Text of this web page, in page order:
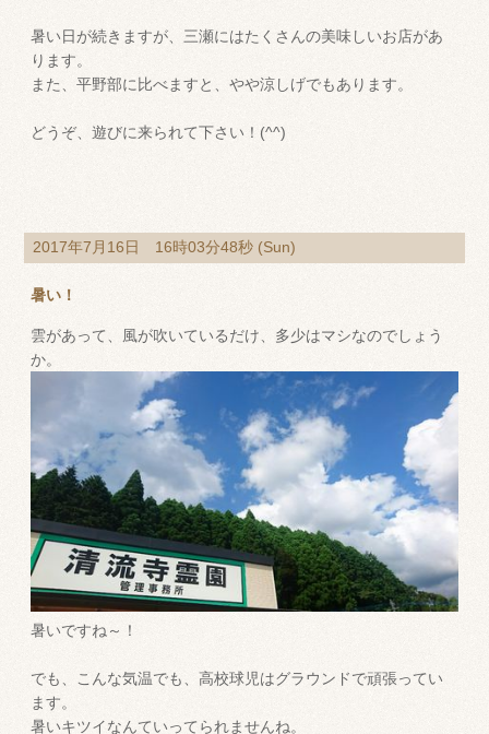
暑い日が続きますが、三瀬にはたくさんの美味しいお店があ
ります。
また、平野部に比べますと、やや涼しげでもあります。
どうぞ、遊びに来られて下さい！(^^)
2017年7月16日 16時03分48秒 (Sun)
暑い！
雲があって、風が吹いているだけ、多少はマシなのでしょう
か。
暑いですね～！
でも、こんな気温でも、高校球児はグラウンドで頑張ってい
ます。
暑いキツイなんていってられませんね。